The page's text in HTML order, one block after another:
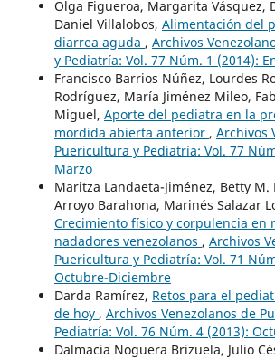
Olga Figueroa, Margarita Vásquez,
Daniel Villalobos, Alimentación del
diarrea aguda , Archivos
y Pediatría: Vol. 77 Núm. 1 (2014):
Francisco Barrios Núñez, Lourdes
Rodríguez, María Jiménez Mileo,
Miguel, Aporte del pediatra en la
mordida abierta anterior , Archivos
Puericultura y Pediatría: Vol. 77
Marzo
Maritza Landaeta-Jiménez, Betty M.
Arroyo Barahona, Marinés Salazar
Crecimiento físico y corpulencia en
nadadores venezolanos , Archivos
Puericultura y Pediatría: Vol. 71
Octubre-Diciembre
Darda Ramírez, Retos para el
de hoy , Archivos Venezolanos de
Pediatría: Vol. 76 Núm. 4 (2013):
Dalmacia Noguera Brizuela, Julio